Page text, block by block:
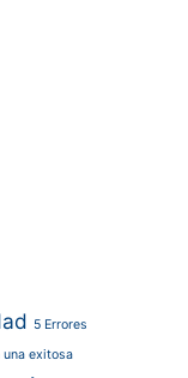
5 Errores
exitosa